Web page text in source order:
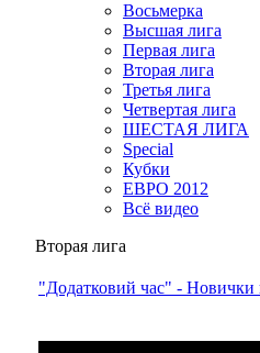
Восьмерка
Высшая лига
Первая лига
Вторая лига
Третья лига
Четвертая лига
ШЕСТАЯ ЛИГА
Special
Кубки
ЕВРО 2012
Всё видео
Вторая лига
"Додатковий час" - Новички